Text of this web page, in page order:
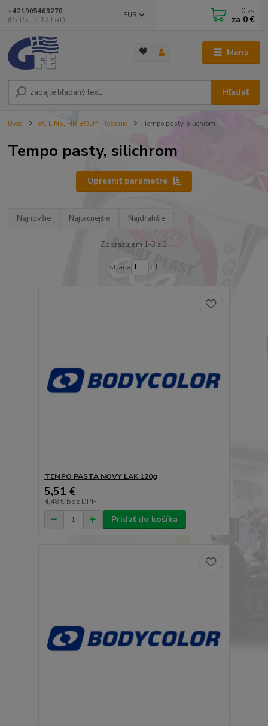
Menu
EUR
Hľadať
+421905463270
(Po-Pia, 7-17 hod.)
0 ks
za 0 €
Úvod BC LINE, HB BODY - leštenie Tempo pasty, silichrom
Tempo pasty, silichrom
Upresniť parametre
Najnovšie Najlacnejšie Najdrahšie
Zobrazujem 1-3 z 3
strana z 1
TEMPO PASTA NOVY LAK 120g
5,51 €
4,48 € bez DPH
Pridať do košíka